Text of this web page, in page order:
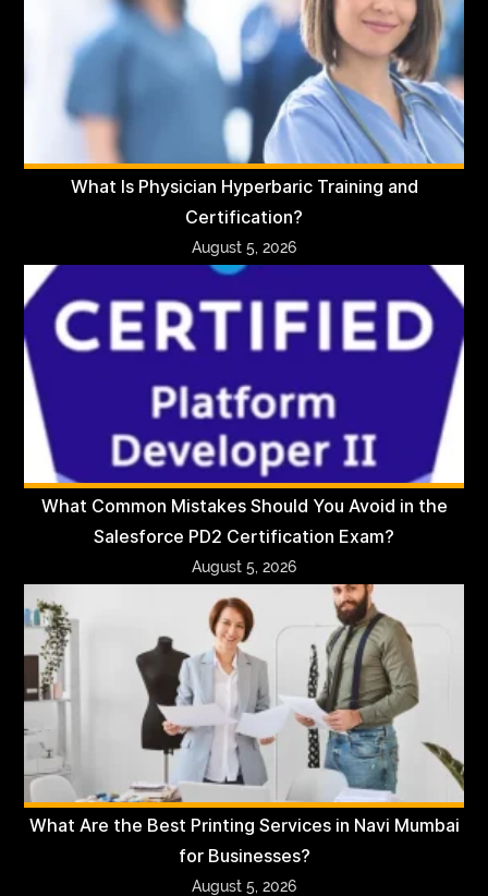
What Is Physician Hyperbaric Training and
Certification?
August 5, 2026
What Common Mistakes Should You Avoid in the
Salesforce PD2 Certification Exam?
August 5, 2026
What Are the Best Printing Services in Navi Mumbai
for Businesses?
August 5, 2026